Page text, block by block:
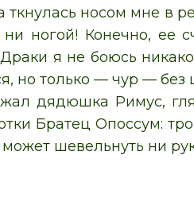
ткнулась носом мне в
ногой! Конечно, ее
я не боюсь
но только — чур — без
дядюшка Римус,
Братец Опоссум:
шевельнуть ни